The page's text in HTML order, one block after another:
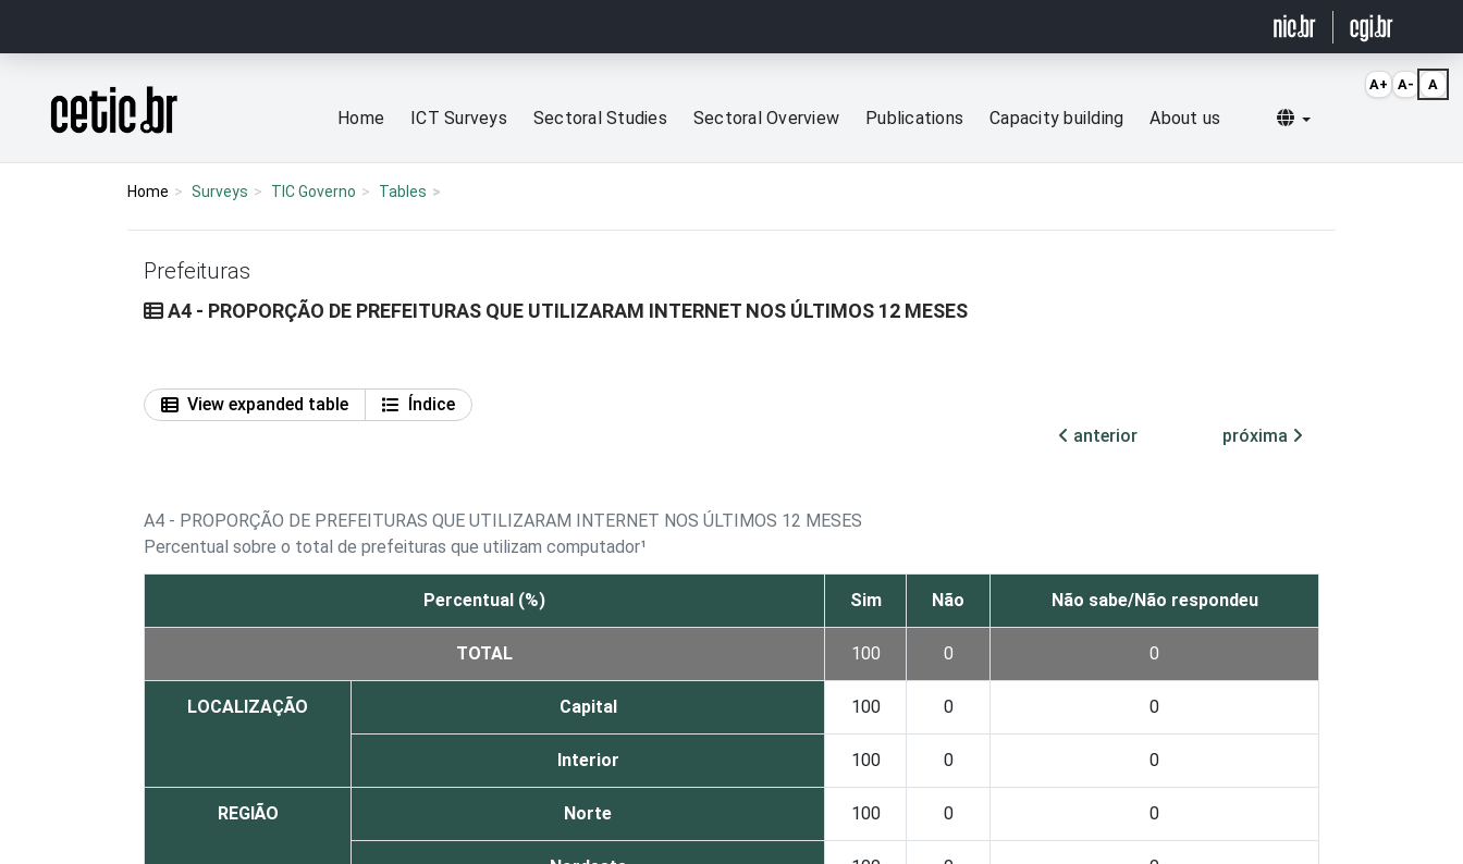
Página inicial
Home ICT Surveys Sectoral Studies Sectoral Overview Publications Capacity building About us Selecionar idioma
Home Surveys TIC Governo Tables
Prefeituras
A4 - PROPORÇÃO DE PREFEITURAS QUE UTILIZARAM INTERNET NOS ÚLTIMOS 12 MESES
View expanded table
Índice
anterior
próxima
A4 - PROPORÇÃO DE PREFEITURAS QUE UTILIZARAM INTERNET NOS ÚLTIMOS 12 MESES
Percentual sobre o total de prefeituras que utilizam computador¹
Percentual (%) Sim Não Não sabe/Não respondeu
TOTAL 100 0 0
LOCALIZAÇÃO Capital 100 0 0
Interior 100 0 0
REGIÃO Norte 100 0 0
A+ A- A